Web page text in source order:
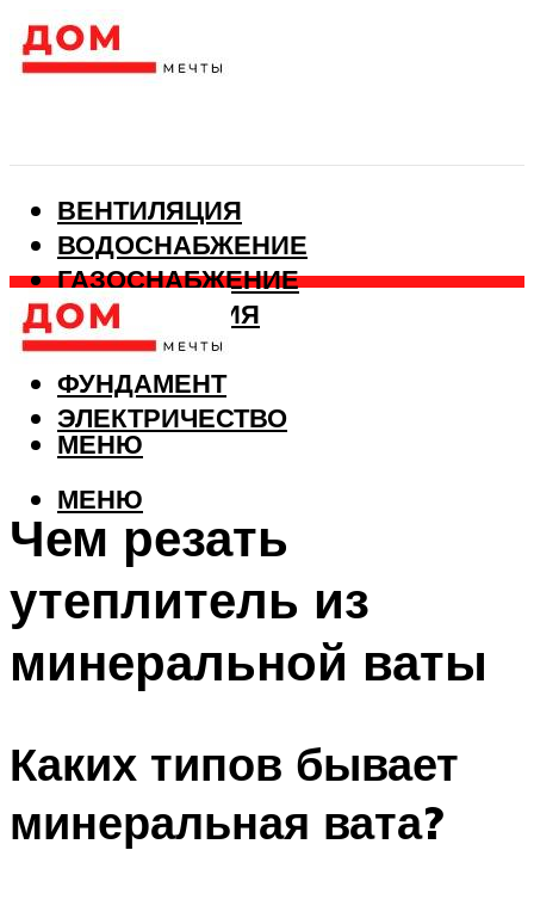
ВЕНТИЛЯЦИЯ
ВОДОСНАБЖЕНИЕ
ГАЗОСНАБЖЕНИЕ
КАНАЛИЗАЦИЯ
ОТОПЛЕНИЕ
ФУНДАМЕНТ
ЭЛЕКТРИЧЕСТВО
МЕНЮ
МЕНЮ
Чем резать
утеплитель из
минеральной ваты
Каких типов бывает
минеральная вата?